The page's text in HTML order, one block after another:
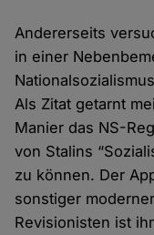
Andererseits
in einer
Als Zitat getarnt
Manier das NS-
von Stalins
zu können. Der
sonstiger
Revisionisten ist